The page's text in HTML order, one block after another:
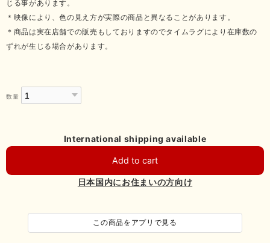
じる事があります。
＊映像により、色の見え方が実際の商品と異なることがあります。
＊商品は実在店舗での販売もしておりますのでタイムラグにより在庫数の
ずれが生じる場合があります。
数量
International shipping available
Add to cart
日本国内にお住まいの方向け
この商品をアプリで見る